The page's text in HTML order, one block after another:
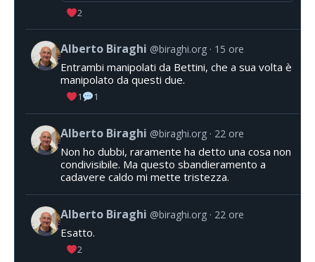
2
Alberto Biraghi @biraghi.org 15 ore
Entrambi manipolati da Bettini, che a sua volta è
manipolato da questi due.
1 1
Alberto Biraghi @biraghi.org 22 ore
Non ho dubbi, raramente ha detto una cosa non
condivisibile. Ma questo sbandieramento a
cadavere caldo mi mette tristezza.
Alberto Biraghi @biraghi.org 22 ore
Esatto.
2